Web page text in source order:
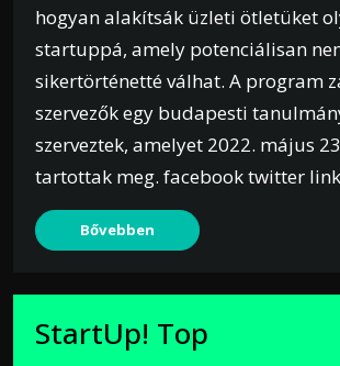
hogyan alakítsák üzleti ötletüket
startuppá, amely potenciálisan
sikertörténetté válhat. A program
szervezők egy budapesti
szerveztek, amelyet 2022. május
tartottak meg. facebook twitter
Bővebben
StartUp! Top